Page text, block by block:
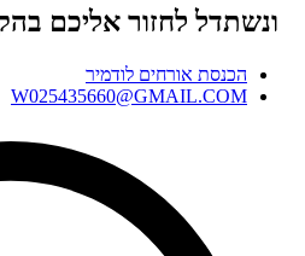
ונשתדל לחזור אליכם
הכנסת אורחים לודמיר
W025435660@GMAIL.COM